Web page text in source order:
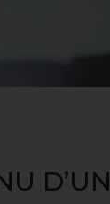
D’UN